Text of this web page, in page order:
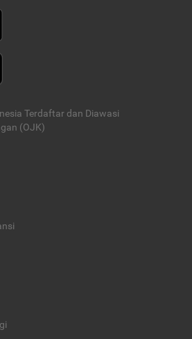
Terdaftar dan Diawasi
(OJK)